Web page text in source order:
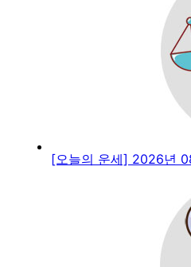
[오늘의 운세] 2026년